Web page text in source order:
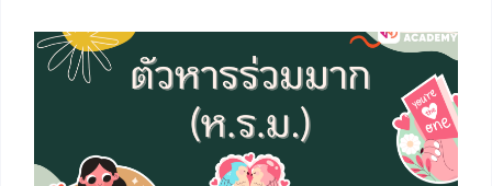
โจทย์การแยกตัวประกอบ ไว้มากมาย น้องๆสามารถศึกษา
เรียนรู้ได้ดวยตนเองโดยที่มีวิธีการแยกตัวประกอบ 2 วิธี ดังนี้
การแยกตัวประกอบ โดยการคูณ การแยกตัวประกอบ โดย
การหาร (หารสั้น) ก่อนอื่นน้องๆมาทบทวน ความหมาย
ของตัวประกอบและจำนวนเฉพาะ
+2